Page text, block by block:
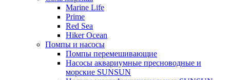
Marine Life
Prime
Red Sea
Hiker Ocean
Помпы и насосы
Помпы перемешивающие
Насосы аквариумные пресноводные и
морские SUNSUN